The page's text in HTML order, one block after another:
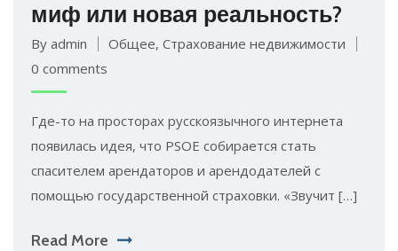
миф или новая реальность?
By admin Общее, Страхование недвижимости
0 comments
Где-то на просторах русскоязычного интернета
появилась идея, что PSOE собирается стать
спасителем арендаторов и арендодателей с
помощью государственной страховки. «Звучит […]
Read More